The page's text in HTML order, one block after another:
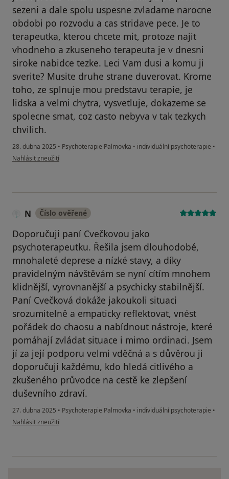
sezeni a dale spolu uspesne zvladame narocne
obdobi po rozvodu a cas stridave pece. Je to
terapeutka, kterou chcete mit, protoze najit
vhodneho a zkuseneho terapeuta je v dnesni
siroke nabidce tezke. Leci Vam dusi a komu ji
sverite? Musite druhe strane duverovat. Krome
toho, ze splnuje mou predstavu terapie, je
lidska a velmi chytra, vysvetluje, dokazeme se
spolecne smat, coz casto nebyva v tak tezkych
chvilich.
28. dubna 2025 • Psychoterapie Palmovka • individuální psychoterapie •
podle názoru uživatele Petra
Nahlásit zneužití
N Číslo ověřené
Doporučuji paní Cvečkovou jako
psychoterapeutku. Řešila jsem dlouhodobé,
mnohaleté deprese a nízké stavy, a díky
pravidelným návštěvám se nyní cítím mnohem
klidnější, vyrovnanější a psychicky stabilnější.
Paní Cvečková dokáže jakoukoli situaci
srozumitelně a empaticky reflektovat, vnést
pořádek do chaosu a nabídnout nástroje, které
pomáhají zvládat situace i mimo ordinaci. Jsem
jí za její podporu velmi vděčná a s důvěrou ji
doporučuji každému, kdo hledá citlivého a
zkušeného průvodce na cestě ke zlepšení
duševního zdraví.
27. dubna 2025 • Psychoterapie Palmovka • individuální psychoterapie •
podle názoru uživatele N
Nahlásit zneužití